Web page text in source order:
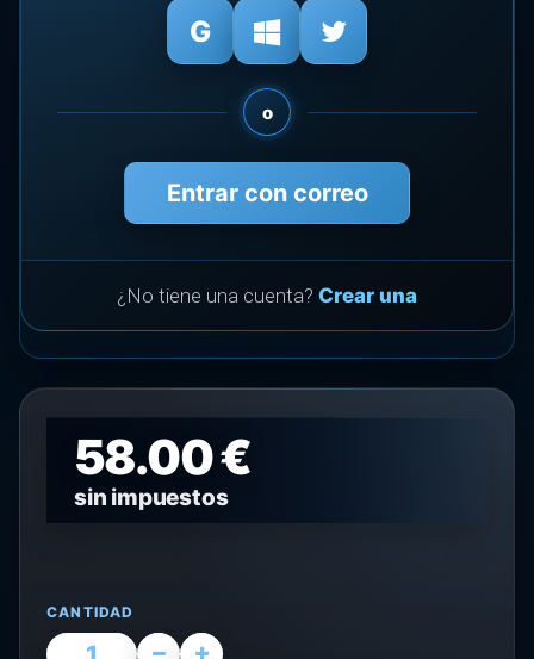
o
Entrar con correo
¿No tiene una cuenta? Crear una
58.00 €
sin impuestos
CANTIDAD